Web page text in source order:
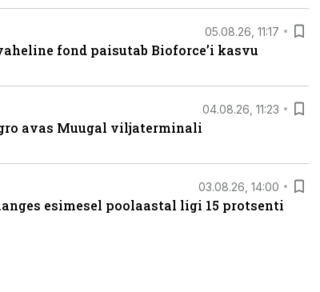
05.08.26, 11:17
fond paisutab Bioforce’i kasvu
04.08.26, 11:23
avas Muugal viljaterminali
03.08.26, 14:00
esimesel poolaastal ligi 15 protsenti